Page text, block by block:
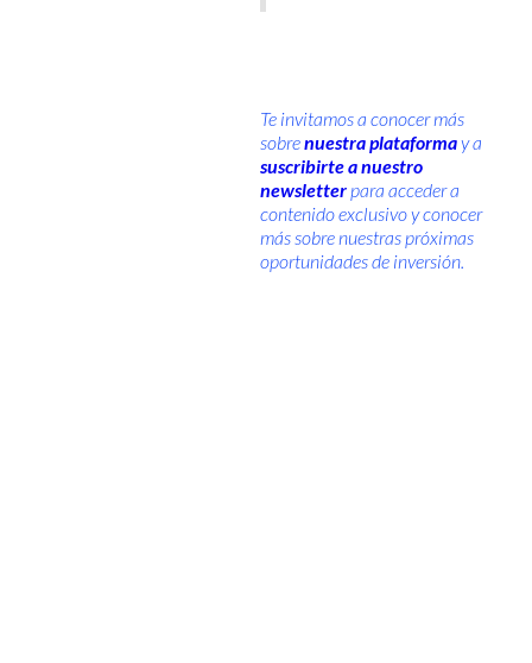
Te invitamos a conocer más
sobrenuestra plataformay a
suscribirte a nuestro
newsletter para acceder a
contenido exclusivo y conocer
más sobre nuestras próximas
oportunidades de inversión.